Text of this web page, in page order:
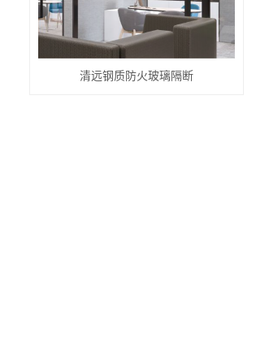
窗
清远钢质防火玻璃隔断